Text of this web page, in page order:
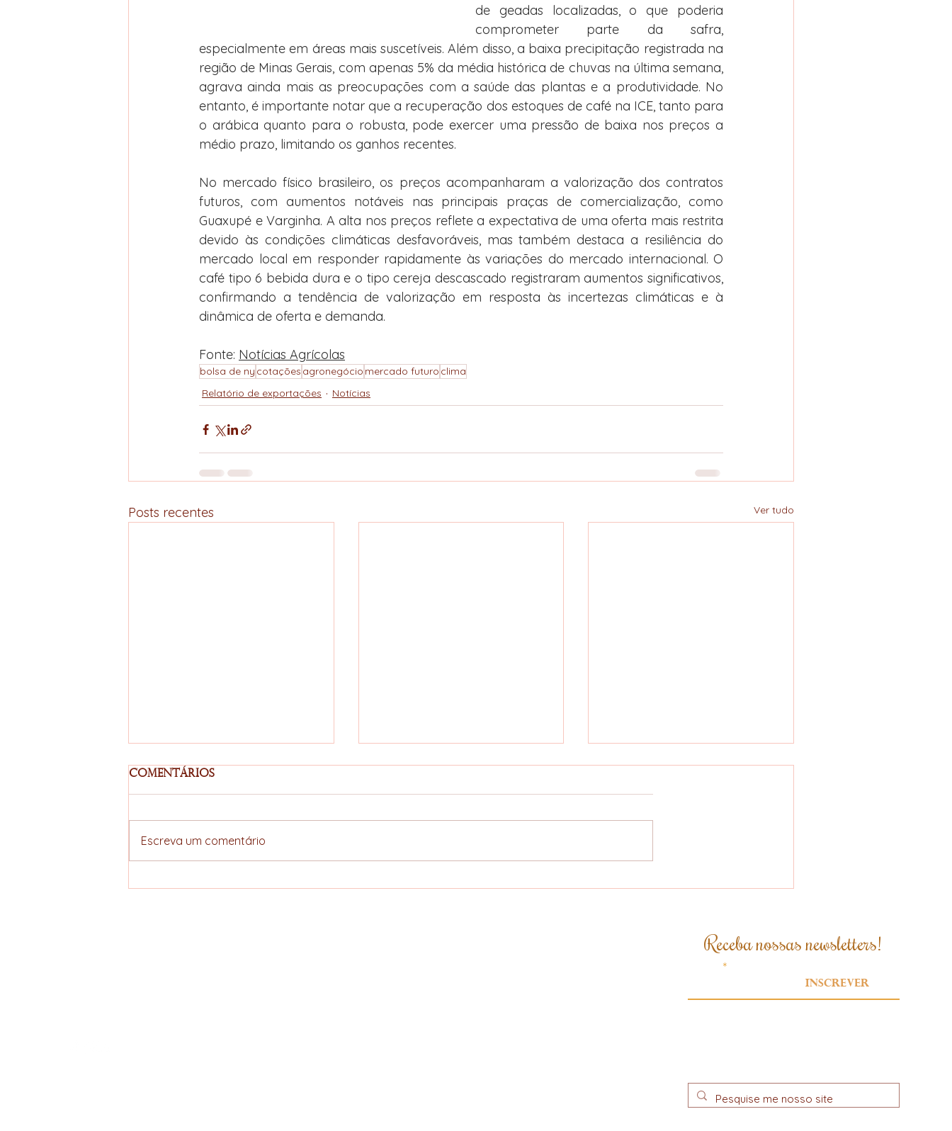
de geadas localizadas, o que poderia
comprometer parte da safra,
especialmente em áreas mais suscetíveis. Além disso, a baixa precipitação registrada na
região de Minas Gerais, com apenas 5% da média histórica de chuvas na última semana,
agrava ainda mais as preocupações com a saúde das plantas e a produtividade. No
entanto, é importante notar que a recuperação dos estoques de café na ICE, tanto para
o arábica quanto para o robusta, pode exercer uma pressão de baixa nos preços a
médio prazo, limitando os ganhos recentes.
No mercado físico brasileiro, os preços acompanharam a valorização dos contratos
futuros, com aumentos notáveis nas principais praças de comercialização, como
Guaxupé e Varginha. A alta nos preços reflete a expectativa de uma oferta mais restrita
devido às condições climáticas desfavoráveis, mas também destaca a resiliência do
mercado local em responder rapidamente às variações do mercado internacional. O
café tipo 6 bebida dura e o tipo cereja descascado registraram aumentos significativos,
confirmando a tendência de valorização em resposta às incertezas climáticas e à
dinâmica de oferta e demanda.
Fonte: Notícias Agrícolas
bolsa de ny cotações agronegócio mercado futuro clima
Relatório de exportações
Notícias
Posts recentes Ver tudo
União Europeia
Comentários
Escreva um comentário
Receba nossas newsletters!
Inscrever